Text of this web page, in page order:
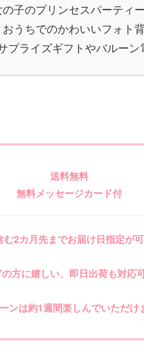
子のプリンセスパーティ
ちでのかわいいフォト
ライズギフトやバルーン
送料無料
無料メッセージカード付
む2カ月先までお届け日指定が
の方に嬉しい、即日出荷も対応
ンは約1週間楽しんでいただけ